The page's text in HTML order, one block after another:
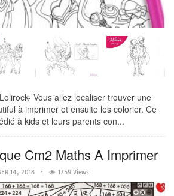
Vous allez localiser trouver une
à imprimer et ensuite les colorier. Ce
à kids et leurs parents con...
Cm2 Maths A Imprimer
14, 2018 1759 Views